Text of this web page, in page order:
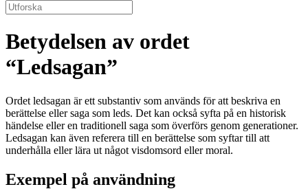
Betydelsen av ordet
“Ledsagan”
Ordet ledsagan är ett substantiv som används för att beskriva en
berättelse eller saga som leds. Det kan också syfta på en historisk
händelse eller en traditionell saga som överförs genom generationer.
Ledsagan kan även referera till en berättelse som syftar till att
underhålla eller lära ut något visdomsord eller moral.
Exempel på användning